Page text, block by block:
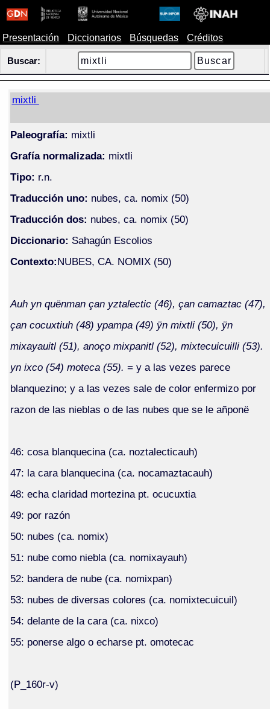
Presentación Diccionarios Búsquedas Créditos
Buscar:
mixtli
Paleografía: mixtli
Grafía normalizada: mixtli
Tipo: r.n.
Traducción uno: nubes, ca. nomix (50)
Traducción dos: nubes, ca. nomix (50)
Diccionario: Sahagún Escolios
Contexto:NUBES, CA. NOMIX (50)
Auh yn quënman çan yztalectic (46), çan camaztac (47),
çan cocuxtiuh (48) ypampa (49) ÿn mixtli (50), ÿn
mixayauitl (51), anoço mixpanitl (52), mixtecuicuilli (53).
yn ixco (54) moteca (55). = y a las vezes parece
blanquezino; y a las vezes sale de color enfermizo por
razon de las nieblas o de las nubes que se le añponë
46: cosa blanquecina (ca. noztalecticauh)
47: la cara blanquecina (ca. nocamaztacauh)
48: echa claridad mortezina pt. ocucuxtia
49: por razón
50: nubes (ca. nomix)
51: nube como niebla (ca. nomixayauh)
52: bandera de nube (ca. nomixpan)
53: nubes de diversas colores (ca. nomixtecuicuil)
54: delante de la cara (ca. nixco)
55: ponerse algo o echarse pt. omotecac
(P_160r-v)